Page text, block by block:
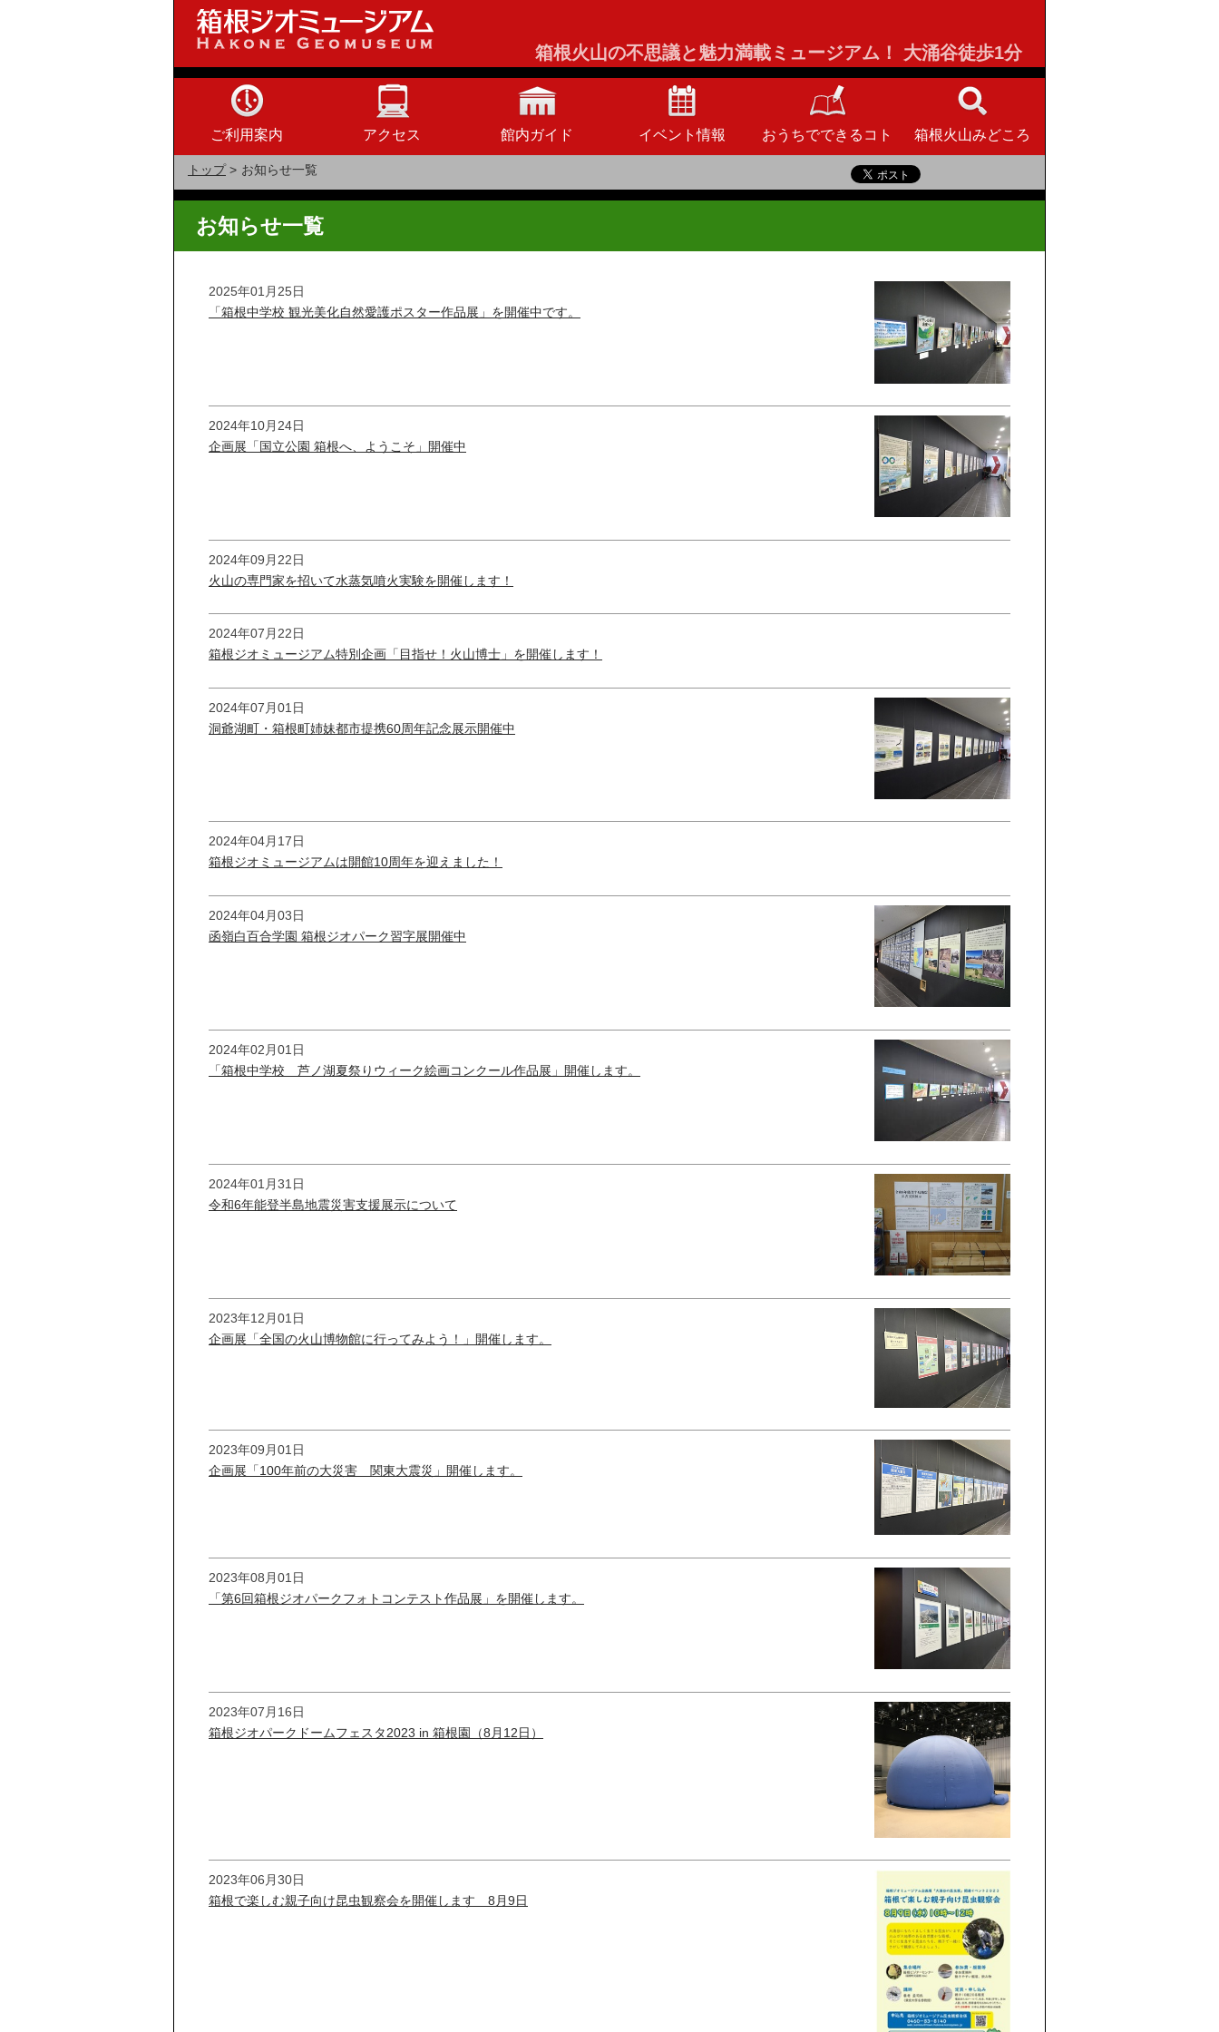
箱根火山の不思議と魅力満載ミュージアム！ 大涌谷徒歩1分
ご利用案内 アクセス 館内ガイド イベント情報 おうちでできるコト 箱根火山みどころ
トップ> お知らせ一覧
お知らせ一覧
2025年01月25日
「箱根中学校 観光美化自然愛護ポスター作品展」を開催中です。
2024年10月24日
企画展「国立公園 箱根へ、ようこそ」開催中
2024年09月22日
火山の専門家を招いて水蒸気噴火実験を開催します！
2024年07月22日
箱根ジオミュージアム特別企画「目指せ！火山博士」を開催します！
2024年07月01日
洞爺湖町・箱根町姉妹都市提携60周年記念展示開催中
2024年04月17日
箱根ジオミュージアムは開館10周年を迎えました！
2024年04月03日
函嶺白百合学園 箱根ジオパーク習字展開催中
2024年02月01日
「箱根中学校 芦ノ湖夏祭りウィーク絵画コンクール作品展」開催します。
2024年01月31日
令和6年能登半島地震災害支援展示について
2023年12月01日
企画展「全国の火山博物館に行ってみよう！」開催します。
2023年09月01日
企画展「100年前の大災害 関東大震災」開催します。
2023年08月01日
「第6回箱根ジオパークフォトコンテスト作品展」を開催します。
2023年07月16日
箱根ジオパークドームフェスタ2023 in 箱根園（8月12日）
2023年06月30日
箱根で楽しむ親子向け昆虫観察会を開催します 8月9日